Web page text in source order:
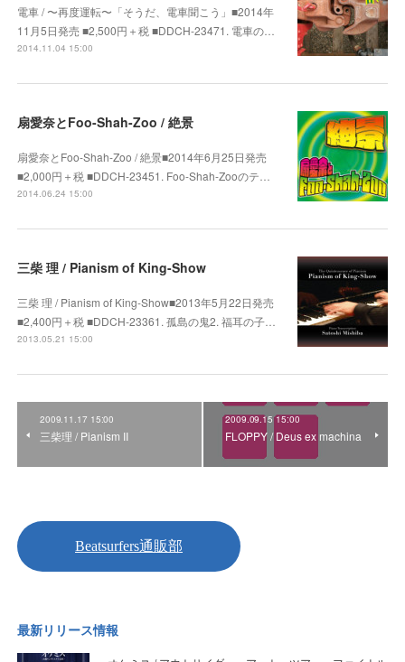
電車 / 〜再度運転〜「そうだ、電車聞こう」■2014年
11月5日発売 ■2,500円＋税 ■DDCH-23471. 電車の…
2014.11.04 15:00
扇愛奈とFoo-Shah-Zoo / 絶景
扇愛奈とFoo-Shah-Zoo / 絶景■2014年6月25日発売
■2,000円＋税 ■DDCH-23451. Foo-Shah-Zooのテ…
2014.06.24 15:00
三柴 理 / Pianism of King-Show
三柴 理 / Pianism of King-Show■2013年5月22日発売
■2,400円＋税 ■DDCH-23361. 孤島の鬼2. 福耳の子…
2013.05.21 15:00
2009.11.17 15:00
三柴理 / Pianism II
2009.09.15 15:00
FLOPPY / Deus ex machina
最新リリース情報